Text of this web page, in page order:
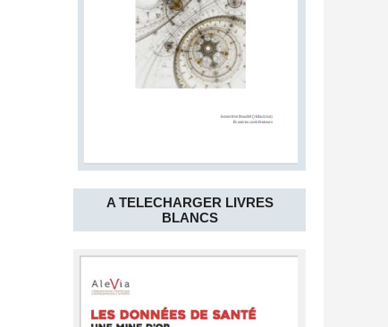
A TELECHARGER LIVRES
BLANCS